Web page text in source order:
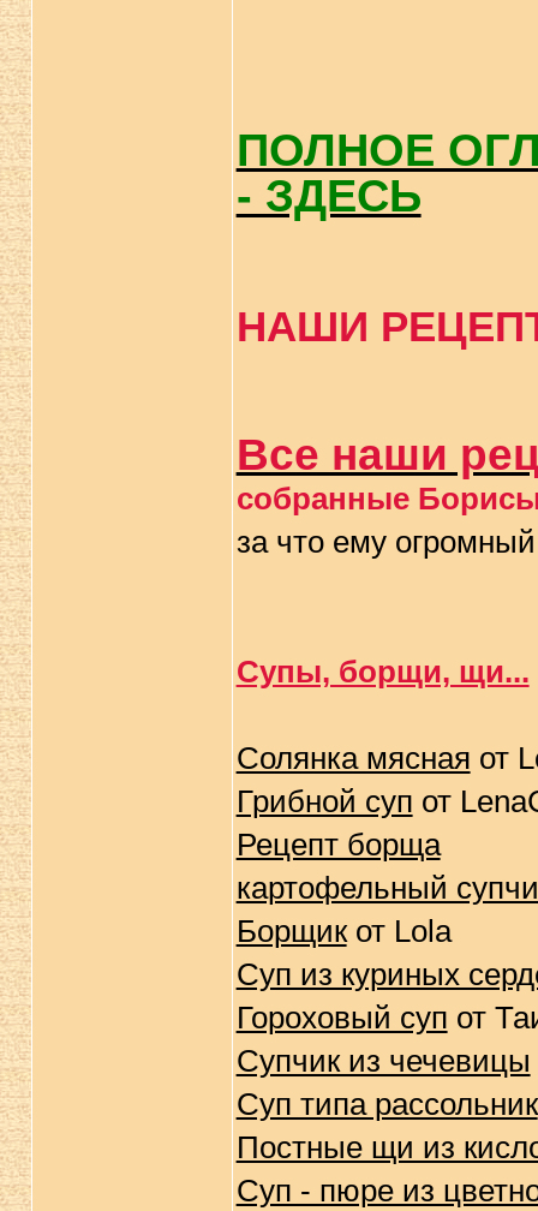
ПОЛНОЕ
- ЗДЕСЬ
НАШИ
Все наши
собранные
за что ему
Супы, борщи, щи...
Солянка мясная от
Грибной суп от
Рецепт борща
картофельный
Борщикот Lola
Суп из куриных
Гороховый суп от
Супчик из чечевицы
Суп типа рассольник
Постные щи из
Суп - пюре из